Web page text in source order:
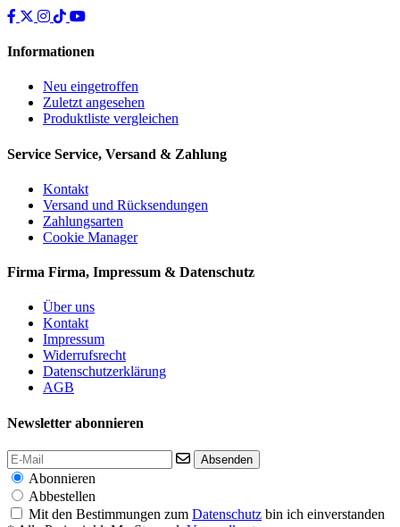
Informationen
Neu eingetroffen
Zuletzt angesehen
Produktliste vergleichen
Service Service, Versand & Zahlung
Kontakt
Versand und Rücksendungen
Zahlungsarten
Cookie Manager
Firma Firma, Impressum & Datenschutz
Über uns
Kontakt
Impressum
Widerrufsrecht
Datenschutzerklärung
AGB
Newsletter abonnieren
Absenden
Abonnieren
Abbestellen
Mit den Bestimmungen zum Datenschutz bin ich einverstanden